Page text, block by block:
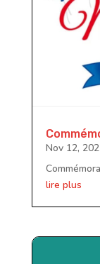
Nov 12,
lire plus